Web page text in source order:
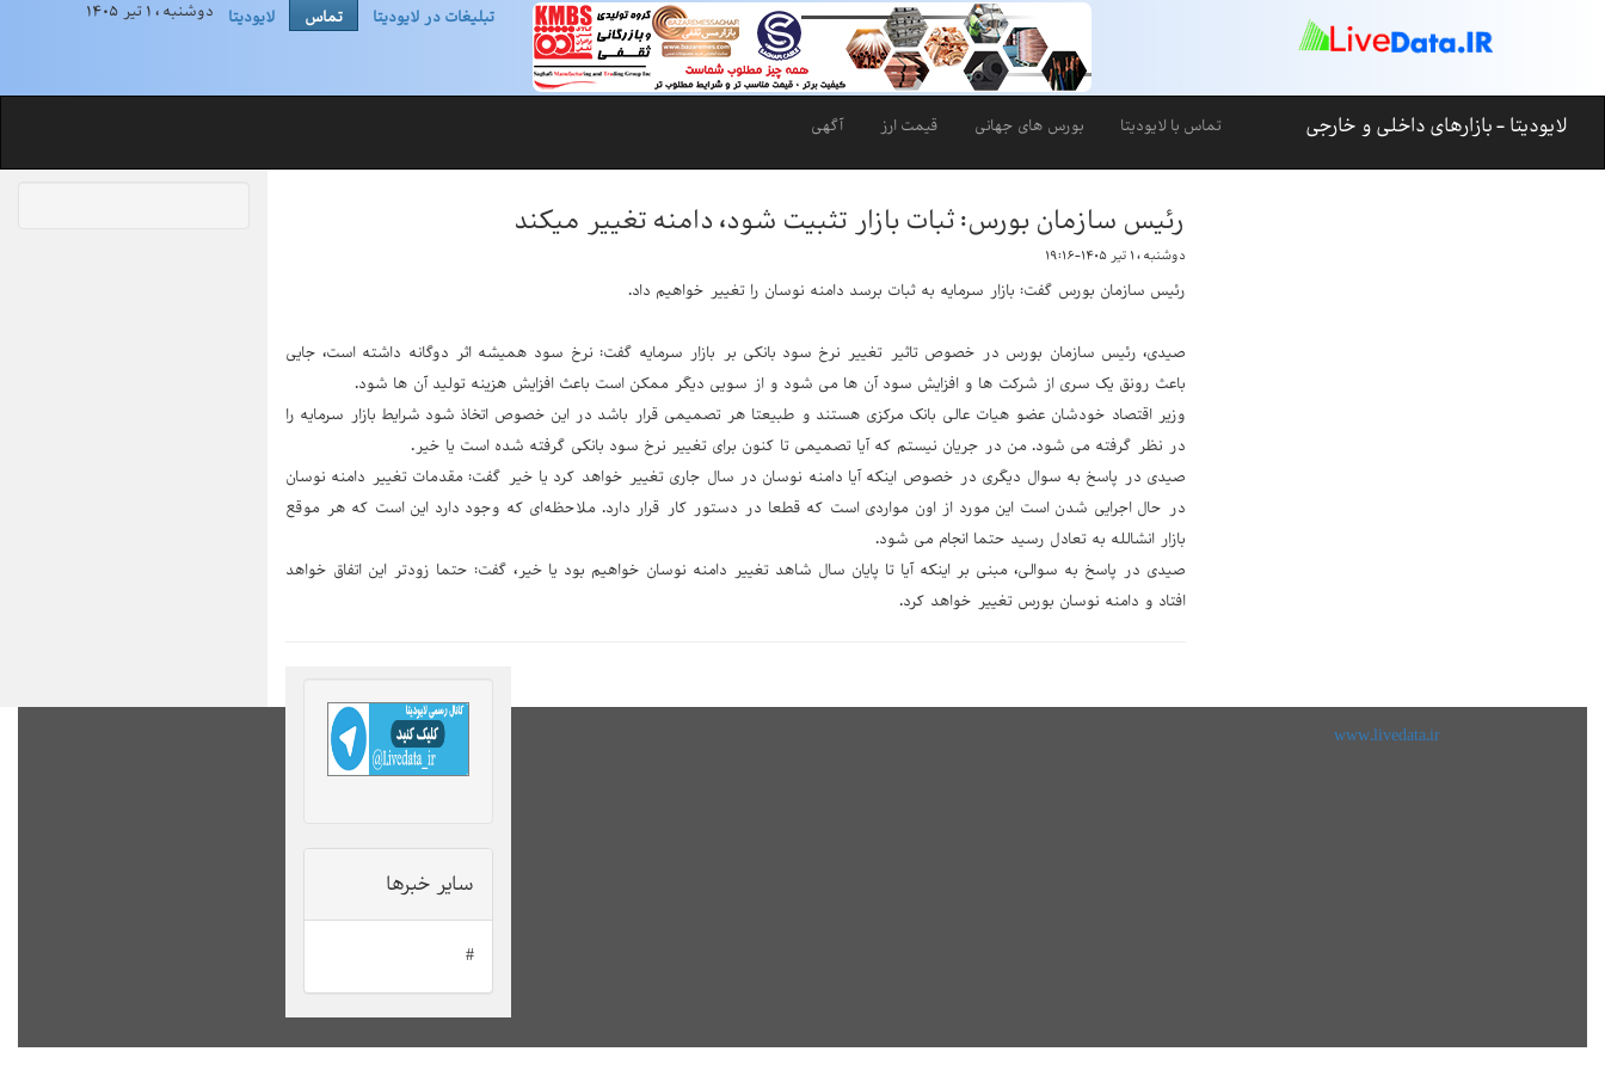
تبلیغات در لایودیتا تماس لایودیتا دوشنبه ، ۱ تیر ۱۴۰۵
لایودیتا - بازارهای داخلی و خارجی آگهی قیمت ارز بورس های جهانی تماس با لایودیتا
رئیس سازمان بورس: ثبات بازار تثبیت شود، دامنه تغییر میکند
دوشنبه ، ۱ تیر ۱۴۰۵-۱۹:۱۶
رئیس سازمان بورس گفت: بازار سرمایه به ثبات برسد دامنه نوسان را تغییر خواهیم داد.
صیدی، رئیس سازمان بورس در خصوص تاثیر تغییر نرخ سود بانکی بر بازار سرمایه گفت: نرخ سود همیشه اثر دوگانه داشته است، جایی
باعث رونق یک سری از شرکت ها و افزایش سود آن ها می شود و از سویی دیگر ممکن است باعث افزایش هزینه تولید آن ها شود.
وزیر اقتصاد خودشان عضو هیات عالی بانک مرکزی هستند و طبیعتا هر تصمیمی قرار باشد در این خصوص اتخاذ شود شرایط بازار سرمایه را
در نظر گرفته می شود. من در جریان نیستم که آیا تصمیمی تا کنون برای تغییر نرخ سود بانکی گرفته شده است یا خیر.
صیدی در پاسخ به سوال دیگری در خصوص اینکه آیا دامنه نوسان در سال جاری تغییر خواهد کرد یا خیر گفت: مقدمات تغییر دامنه نوسان
در حال اجرایی شدن است این مورد از اون مواردی است که قطعا در دستور کار قرار دارد. ملاحظه‌ای که وجود دارد این است که هر موقع
بازار انشالله به تعادل رسید حتما انجام می شود.
صیدی در پاسخ به سوالی، مبنی بر اینکه آیا تا پایان سال شاهد تغییر دامنه نوسان خواهیم بود یا خیر، گفت: حتما زودتر این اتفاق خواهد
افتاد و دامنه نوسان بورس تغییر خواهد کرد.
سایر خبرها
#
www.livedata.ir